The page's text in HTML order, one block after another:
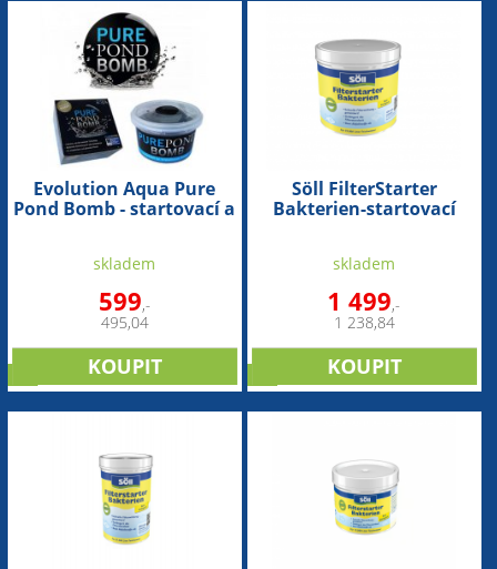
Evolution Aqua Pure
Pond Bomb - startovací a
na 20-40m3)
skladem
599,-
495,04
Söll FilterStarter
Bakterien-startovací
skladem
1 499,-
1 238,84